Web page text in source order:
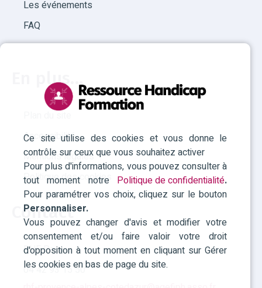
Ce site utilise des cookies et vous donne le
contrôle sur ceux que vous souhaitez activer
Pour plus d'informations, vous pouvez consulter à
tout moment notre Politique de confidentialité.
Pour paramétrer vos choix, cliquez sur le bouton
Personnaliser.
Vous pouvez changer d'avis et modifier votre
consentement et/ou faire valoir votre droit
d'opposition à tout moment en cliquant sur Gérer
les cookies en bas de page du site.
Les événements
FAQ
En plus...
Plan du site
Accessibilité
Mentions légales
Politique des cookies
Contact
RHF Paca
04 42 93 15 50